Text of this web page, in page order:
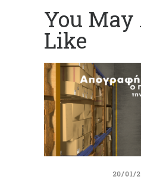
You May
Like
20/01/